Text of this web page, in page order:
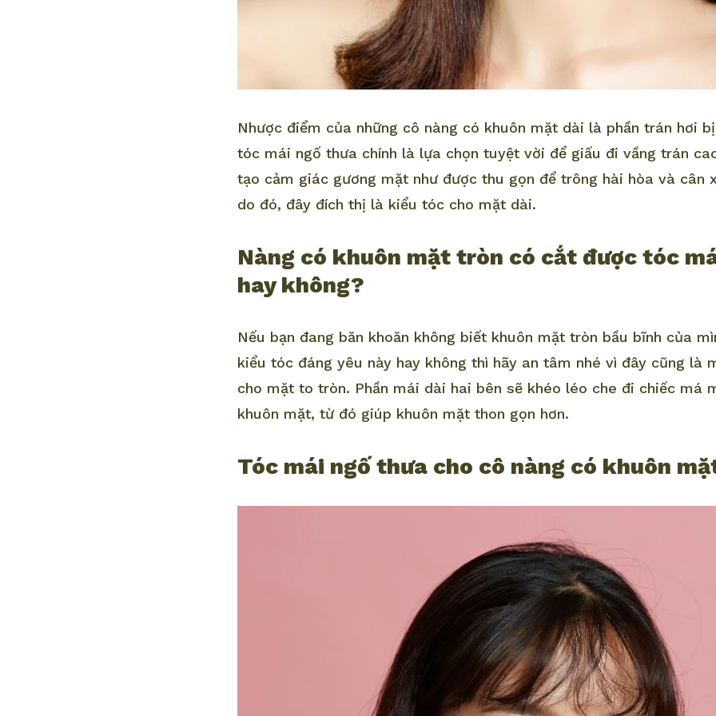
Nhược điểm của những cô nàng có khuôn mặt dài là phần trán hơi
tóc mái ngố thưa chính là lựa chọn tuyệt vời để giấu đi vầng trán
tạo cảm giác gương mặt như được thu gọn để trông hài hòa và cân
do đó, đây đích thị là kiểu tóc cho mặt dài.
Nàng có khuôn mặt tròn có cắt được tóc
hay không?
Nếu bạn đang băn khoăn không biết khuôn mặt tròn bầu bĩnh của
kiểu tóc đáng yêu này hay không thì hãy an tâm nhé vì đây cũng là
cho mặt to tròn. Phần mái dài hai bên sẽ khéo léo che đi chiếc má
khuôn mặt, từ đó giúp khuôn mặt thon gọn hơn.
Tóc mái ngố thưa cho cô nàng có khuôn